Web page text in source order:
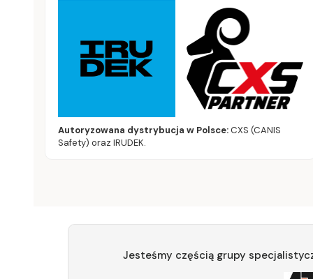
Autoryzowana dystrybucja w Polsce:CXS (CANIS
Safety) oraz IRUDEK.
Jesteśmy częścią grupy